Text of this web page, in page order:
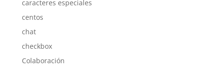
caracteres especiales
centos
chat
checkbox
Colaboración